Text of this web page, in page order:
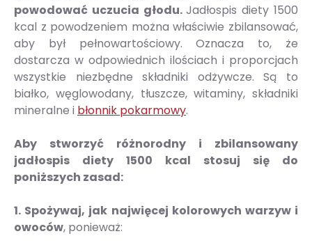
powodować uczucia głodu.Jadłospis diety 1500
kcal z powodzeniem można właściwie zbilansować,
aby był pełnowartościowy. Oznacza to, że
dostarcza w odpowiednich ilościach i proporcjach
wszystkie niezbędne składniki odżywcze. Są to
białko, węglowodany, tłuszcze, witaminy, składniki
mineralne i błonnik pokarmowy.
Aby stworzyć różnorodny i zbilansowany
jadłospis diety 1500 kcal stosuj się do
poniższych zasad:
1. Spożywaj, jak najwięcej kolorowych warzyw i
owoców, ponieważ: